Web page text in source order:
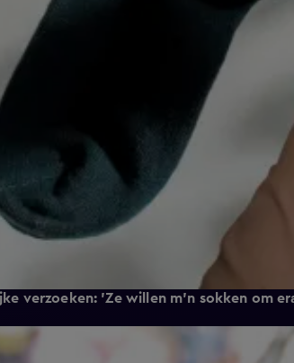
verzoeken: 'Ze willen m'n sokken om